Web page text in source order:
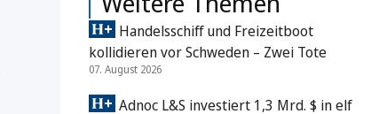
Handelsschiff und Freizeitboot
kollidieren vor Schweden – Zwei Tote
07. August 2026
Adnoc L&S investiert 1,3 Mrd. $ in elf